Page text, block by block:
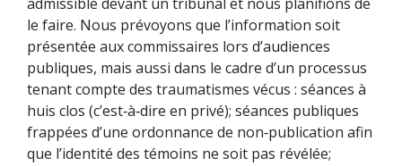
le faire. Nous prévoyons que l’information soit
présentée aux commissaires lors d’audiences
publiques, mais aussi dans le cadre d’un processus
tenant compte des traumatismes vécus : séances à
huis clos (c’est‑à‑dire en privé); séances publiques
frappées d’une ordonnance de non‑publication afin
que l’identité des témoins ne soit pas révélée;